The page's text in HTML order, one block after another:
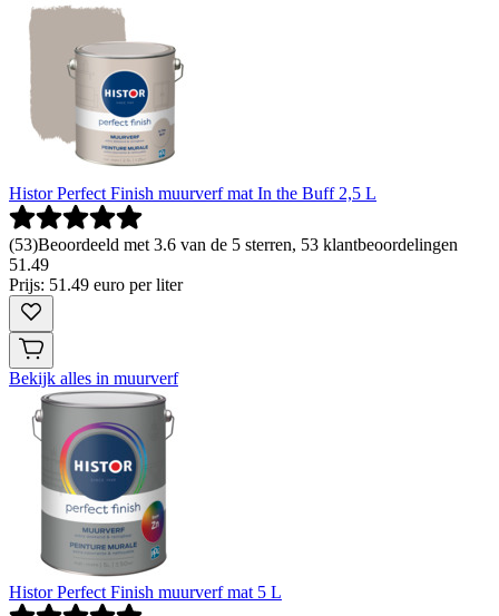
Histor Perfect Finish muurverf mat In the Buff 2,5 L
(53)Beoordeeld met 3.6 van de 5 sterren, 53 klantbeoordelingen
51 .49
Prijs: 51.49 euro per liter
Bekijk alles in muurverf
Histor Perfect Finish muurverf mat 5 L